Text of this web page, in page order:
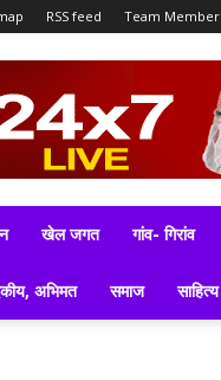
RSS feed Team Member
खेल जगत गांव- गिरांव
अभिमत समाज साहित्य